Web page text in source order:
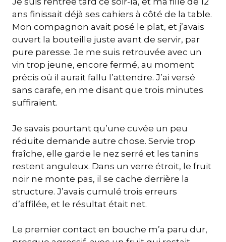
ans finissait déjà ses cahiers à côté de la table.
Mon compagnon avait posé le plat, et j’avais
ouvert la bouteille juste avant de servir, par
pure paresse. Je me suis retrouvée avec un
vin trop jeune, encore fermé, au moment
précis où il aurait fallu l’attendre. J’ai versé
sans carafe, en me disant que trois minutes
suffiraient.
Je savais pourtant qu’une cuvée un peu
réduite demande autre chose. Servie trop
fraîche, elle garde le nez serré et les tanins
restent anguleux. Dans un verre étroit, le fruit
noir ne monte pas, il se cache derrière la
structure. J’avais cumulé trois erreurs
d’affilée, et le résultat était net.
Le premier contact en bouche m’a paru dur,